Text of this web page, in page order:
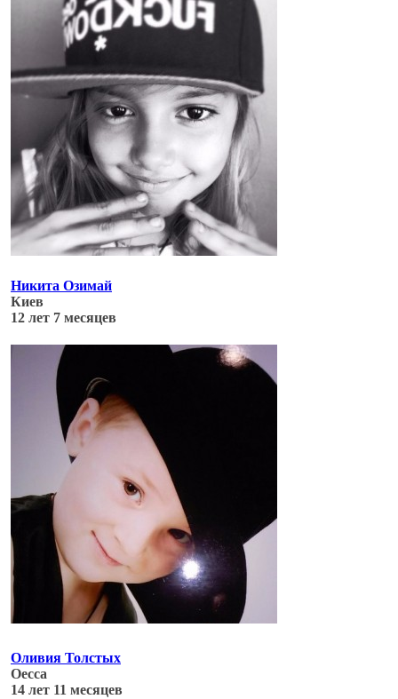
Обновлено: 04.07.17
Никита Озимай
Киев
12 лет 7 месяцев
Оливия Толстых
Оесса
14 лет 11 месяцев